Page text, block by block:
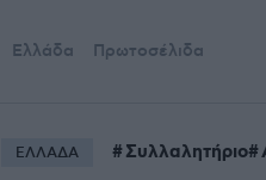
Ελλάδα Πρωτοσέλιδα
ΕΛΛΑΔΑ Συλλαλητήριο